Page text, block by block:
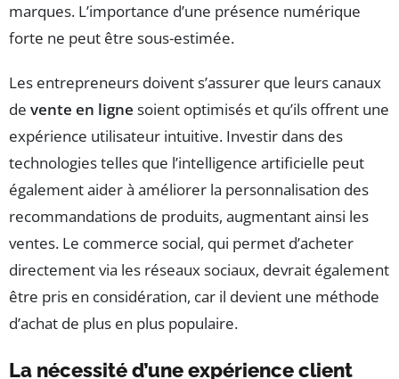
marques. L’importance d’une présence numérique
forte ne peut être sous-estimée.
Les entrepreneurs doivent s’assurer que leurs canaux
de vente en ligne soient optimisés et qu’ils offrent une
expérience utilisateur intuitive. Investir dans des
technologies telles que l’intelligence artificielle peut
également aider à améliorer la personnalisation des
recommandations de produits, augmentant ainsi les
ventes. Le commerce social, qui permet d’acheter
directement via les réseaux sociaux, devrait également
être pris en considération, car il devient une méthode
d’achat de plus en plus populaire.
La nécessité d’une expérience client